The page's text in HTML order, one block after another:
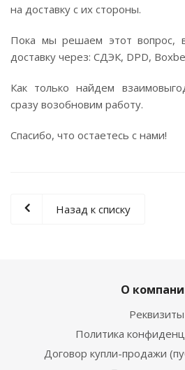
на доставку с их стороны.
Пока мы решаем этот вопрос,
доставку через: СДЭК, DPD,
Как только найдем
сразу возобновим работу.
Спасибо, что остаетесь с нами!
Назад к списку
О
Реквизиты
Политика
Договор купли-продажи